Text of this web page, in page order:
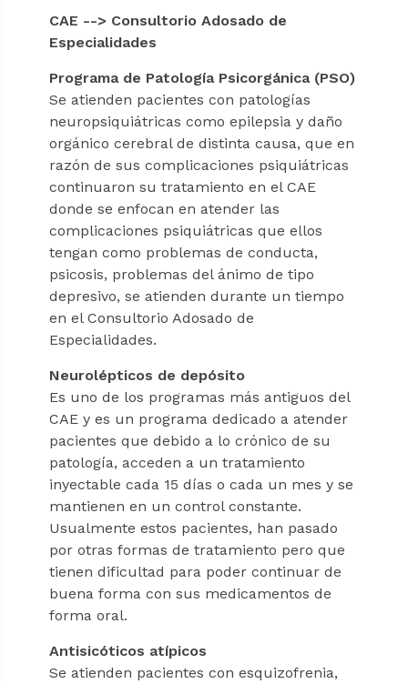
CAE --> Consultorio Adosado de
Especialidades
Programa de Patología Psicorgánica (PSO)
Se atienden pacientes con patologías
neuropsiquiátricas como epilepsia y daño
orgánico cerebral de distinta causa, que en
razón de sus complicaciones psiquiátricas
continuaron su tratamiento en el CAE
donde se enfocan en atender las
complicaciones psiquiátricas que ellos
tengan como problemas de conducta,
psicosis, problemas del ánimo de tipo
depresivo, se atienden durante un tiempo
en el Consultorio Adosado de
Especialidades.
Neurolépticos de depósito
Es uno de los programas más antiguos del
CAE y es un programa dedicado a atender
pacientes que debido a lo crónico de su
patología, acceden a un tratamiento
inyectable cada 15 días o cada un mes y se
mantienen en un control constante.
Usualmente estos pacientes, han pasado
por otras formas de tratamiento pero que
tienen dificultad para poder continuar de
buena forma con sus medicamentos de
forma oral.
Antisicóticos atípicos
Se atienden pacientes con esquizofrenia,